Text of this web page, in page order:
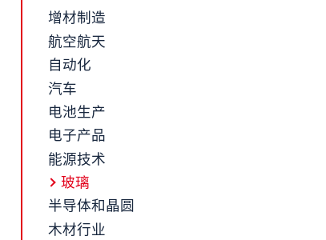
增材制造
航空航天
自动化
汽车
电池生产
电子产品
能源技术
玻璃
半导体和晶圆
木材行业